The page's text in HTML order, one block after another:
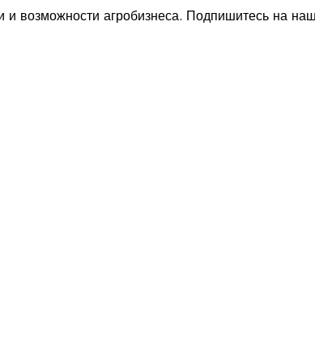
и возможности агробизнеса. Подпишитесь на